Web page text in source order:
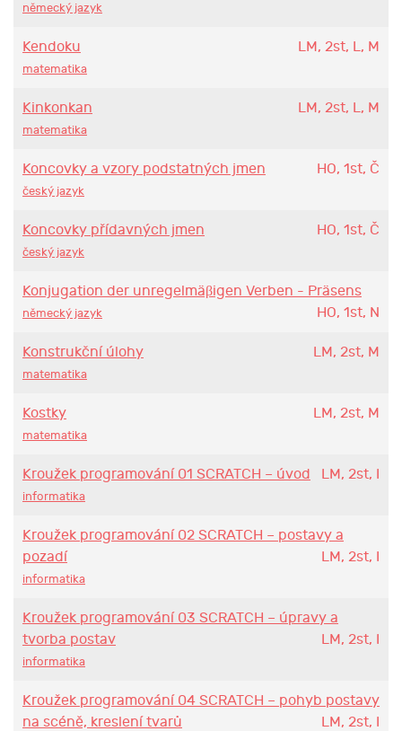
německý jazyk
Kendoku LM, 2st, L, M
matematika
Kinkonkan LM, 2st, L, M
matematika
Koncovky a vzory podstatných jmen HO, 1st, Č
český jazyk
Koncovky přídavných jmen HO, 1st, Č
český jazyk
Konjugation der unregelmäβigen Verben - Präsens
HO, 1st, N
německý jazyk
Konstrukční úlohy LM, 2st, M
matematika
Kostky LM, 2st, M
matematika
Kroužek programování 01 SCRATCH – úvod LM, 2st, I
informatika
Kroužek programování 02 SCRATCH – postavy a
pozadí
LM, 2st, I
informatika
Kroužek programování 03 SCRATCH – úpravy a
tvorba postav
LM, 2st, I
informatika
Kroužek programování 04 SCRATCH – pohyb postavy
na scéně, kreslení tvarů
LM, 2st, I